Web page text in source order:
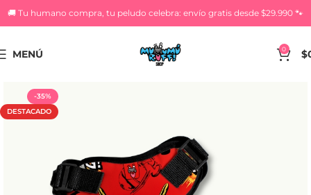
🚚 Tu humano compra, tu peludo celebra: envío gratis desde $29.990 🐾
MENÚ 0 $
-35%
DESTACADO